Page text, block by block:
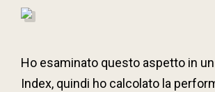
Ho esaminato questo aspetto in
Index, quindi ho calcolato la